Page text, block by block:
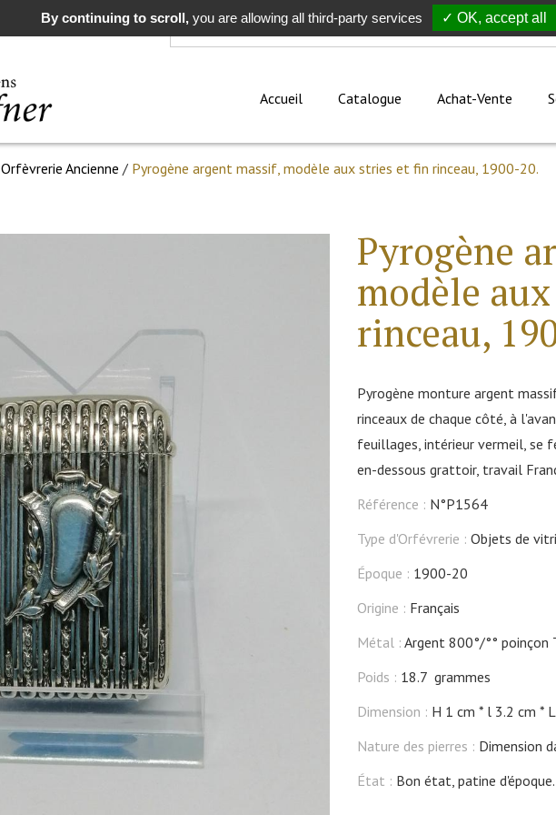
Rechercher
Accueil Catalogue Achat-Vente
Orfèvrerie Ancienne / Pyrogène argent massif, modèle aux stries et fin rinceau, 1900-20.
Pyrogène
modèle
rinceau,
Pyrogène monture argent
rinceaux de chaque côté, à
feuillages, intérieur vermeil, se
en-dessous grattoir, travail
Référence : N°P1564
Type d'Orfévrerie : Objets de
Époque : 1900-20
Origine : Français
Métal : Argent 800°/°° poinçon
Poids : 18.7 grammes
Dimension : H 1 cm l 3.2 cm
Nature des pierres : Dimension
État : Bon état, patine d'époque.
By continuing to scroll,you are allowing all third-party services ✓ OK, accept all